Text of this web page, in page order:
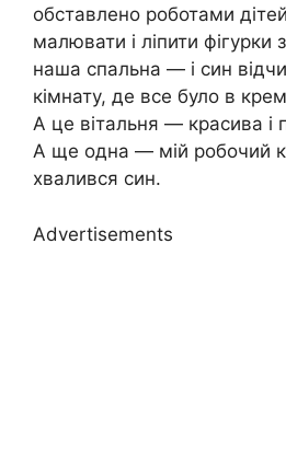
обставлено роботами
малювати і ліпити фігурки
наша спальна — і син
кімнату, де все було в
А це вітальня — красива і
А ще одна — мій робочий
хвалився син.
Advertisements